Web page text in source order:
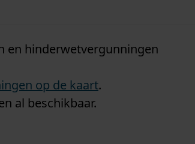
en hinderwetvergunningen
op de kaart.
al beschikbaar.